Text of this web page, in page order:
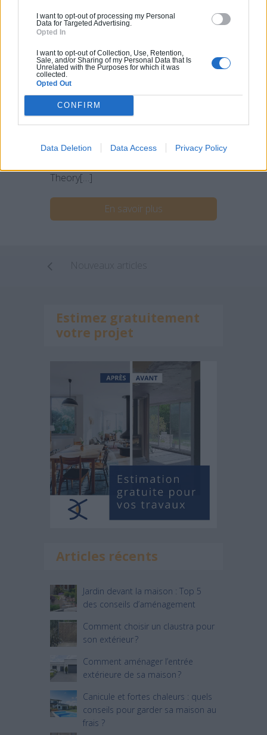
I want to opt-out of processing my Personal
Data for Targeted Advertising.
Opted In
I want to opt-out of Collection, Use, Retention,
Sale, and/or Sharing of my Personal Data that Is
Unrelated with the Purposes for which it was
collected.
Opted Out
CONFIRM
Data Deletion Data Access Privacy Policy
Chez Archionline, on adore les plans et
même les plans d’appartements !
l’artiste Nikneuk, a dessiné les plans
des appartements et des maisons des
séries TV les plus connues ! Vous
pouvez retrouver son Deviantart ici. En
voici quelques exemples: Plan
Your Mother : Ted Mosby Plan des
Theory[…]
En savoir plus
Estimez gratuitement
votre projet
Articles récents
Jardin devant la maison : Top 5
des conseils d’aménagement
Comment choisir un claustra pour
son extérieur ?
Comment aménager l’entrée
extérieure de sa maison ?
Canicule et fortes chaleurs : quels
conseils pour garder sa maison au
frais ?